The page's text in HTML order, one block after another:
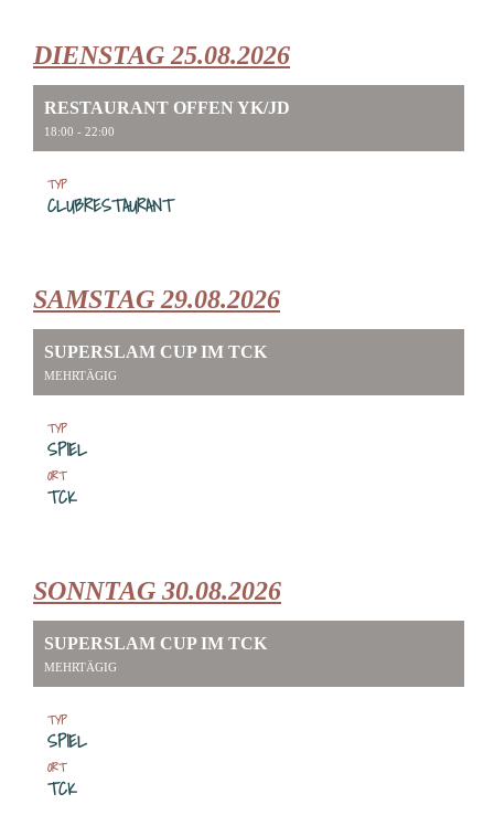
DIENSTAG 25.08.2026
RESTAURANT OFFEN YK/JD
18:00 - 22:00
TYP
CLUBRESTAURANT
SAMSTAG 29.08.2026
SUPERSLAM CUP IM TCK
MEHRTÄGIG
TYP
SPIEL
ORT
TCK
SONNTAG 30.08.2026
SUPERSLAM CUP IM TCK
MEHRTÄGIG
TYP
SPIEL
ORT
TCK